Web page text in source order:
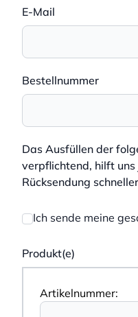
E-Mail
Bestellnummer
Das Ausfüllen der
verpflichtend, hilft
Rücksendung
Ich sende meine
Produkt(e)